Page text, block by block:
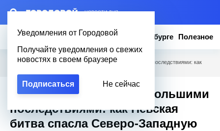
– НОВОСТИ ДНЯ
Уведомления от Городовой
Получайте уведомления о свежих
новостях в своем браузере
Подписаться Не сейчас
Новости Эксклюзив Вопросы о Петербурге Полезное
Городовой Учеба / Маленькое сражение с большими последствиями: как
Маленькое сражение с большими
последствиями: как Невская
битва спасла Северо-Западную